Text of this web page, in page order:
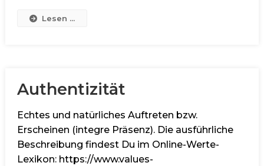
Lesen ...
Authentizität
Echtes und natürliches Auftreten bzw.
Erscheinen (integre Präsenz). Die ausführliche
Beschreibung findest Du im Online-Werte-
Lexikon: https://www.values-